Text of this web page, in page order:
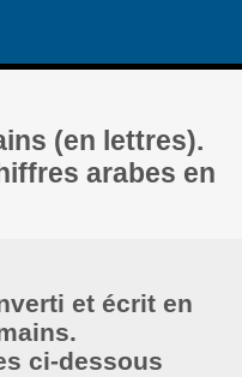
(en lettres).
arabes en
et écrit en
ci-dessous